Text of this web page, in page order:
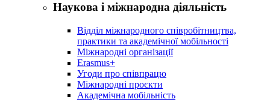
Наукова і міжнародна діяльність
Відділ міжнародного співробітництва,
практики та академічної мобільності
Міжнародні організації
Erasmus+
Угоди про співпрацю
Міжнародні проєкти
Академічна мобільність